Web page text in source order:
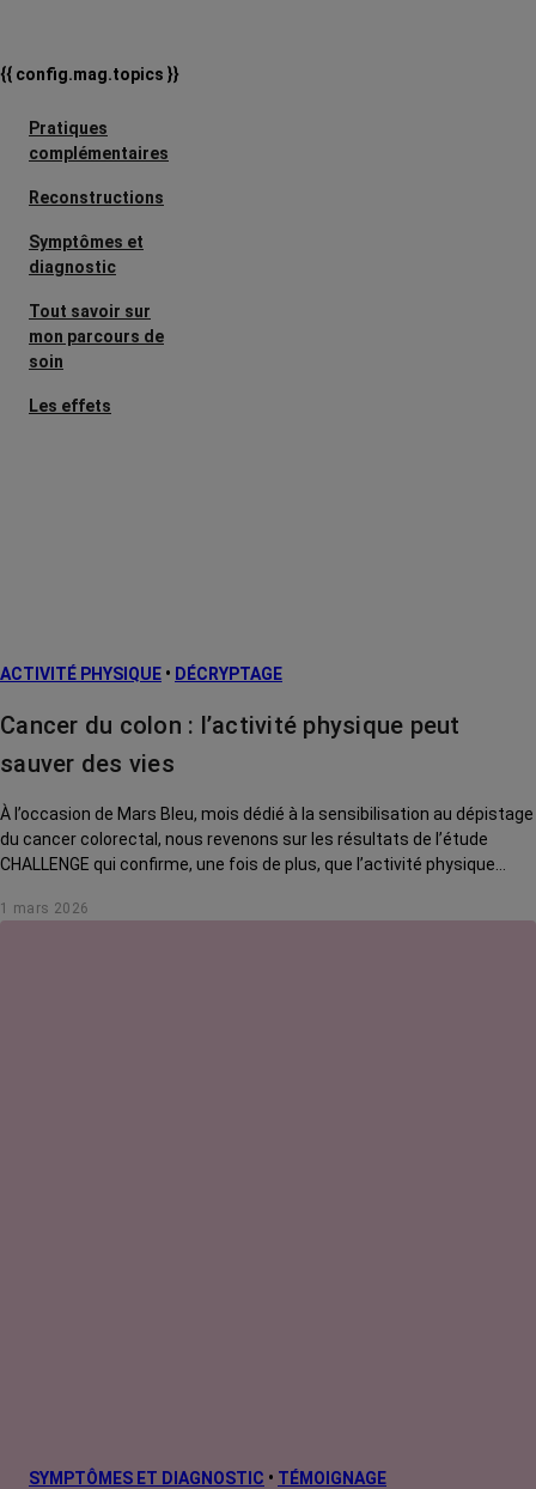
{{ config.mag.topics }}
Pratiques
complémentaires
Reconstructions
Symptômes et
diagnostic
Tout savoir sur
mon parcours de
soin
Les effets
Traitements
La vie autour
ACTIVITÉ PHYSIQUE • DÉCRYPTAGE
Cancer du colon : l’activité physique peut
sauver des vies
À l’occasion de Mars Bleu, mois dédié à la sensibilisation au dépistage
du cancer colorectal, nous revenons sur les résultats de l’étude
CHALLENGE qui confirme, une fois de plus, que l’activité physique
1 mars 2026
SYMPTÔMES ET DIAGNOSTIC • TÉMOIGNAGE